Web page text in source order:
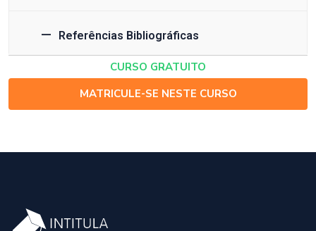
Referências Bibliográficas
CURSO GRATUITO
MATRICULE-SE NESTE CURSO